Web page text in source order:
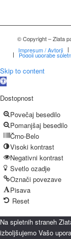
© Copyright – Zlata
Impresum / Avtorji
Pogoji uporabe
Skip to content
Open
Dostopnost
Povečaj besedilo
Pomanjšaj besedilo
Črno-Belo
Visoki kontrast
Negativni kontrast
Svetlo ozadje
Označi povezave
Pisava
Reset
Na spletnih straneh
izboljšujemo Vašo